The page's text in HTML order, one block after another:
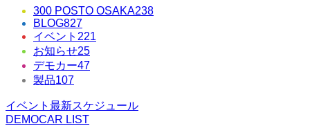
300 POSTO OSAKA238
BLOG827
イベント 221
お知らせ25
デモカー47
製品107
イベント最新スケジュール
DEMOCAR LIST